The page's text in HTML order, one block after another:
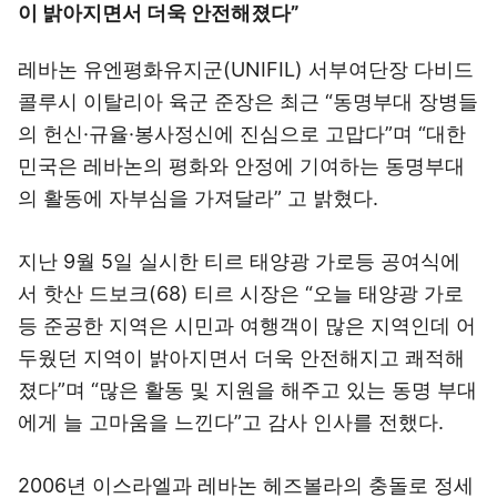
이 밝아지면서 더욱 안전해졌다”
레바논 유엔평화유지군(UNIFIL) 서부여단장 다비드
콜루시 이탈리아 육군 준장은 최근 “동명부대 장병들
의 헌신·규율·봉사정신에 진심으로 고맙다”며 “대한
민국은 레바논의 평화와 안정에 기여하는 동명부대
의 활동에 자부심을 가져달라” 고 밝혔다.
지난 9월 5일 실시한 티르 태양광 가로등 공여식에
서 핫산 드보크(68) 티르 시장은 “오늘 태양광 가로
등 준공한 지역은 시민과 여행객이 많은 지역인데 어
두웠던 지역이 밝아지면서 더욱 안전해지고 쾌적해
졌다”며 “많은 활동 및 지원을 해주고 있는 동명 부대
에게 늘 고마움을 느낀다”고 감사 인사를 전했다.
2006년 이스라엘과 레바논 헤즈볼라의 충돌로 정세